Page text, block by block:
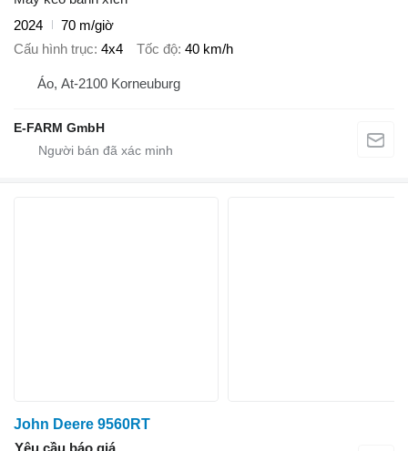
2024
70 m/giờ
Cấu hình trục 4x4 Tốc độ 40 km/h
Áo, At-2100 Korneuburg
E-FARM GmbH
John Deere 9560RT
Yêu cầu báo giá